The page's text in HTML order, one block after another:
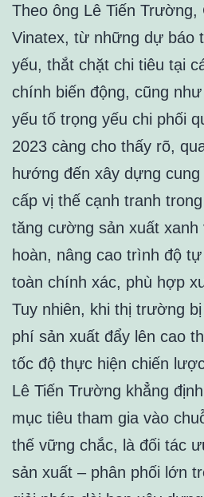
Theo ông Lê Tiến
Vinatex, từ những dự báo
yếu, thắt chặt chi tiêu tại
chính biến động, cũng
yếu tố trọng yếu chi phối
2023 càng cho thấy rõ,
hướng đến xây dựng
cấp vị thế cạnh tranh
tăng cường sản xuất xanh
hoàn, nâng cao trình độ
toàn chính xác, phù hợp
Tuy nhiên, khi thị trường
phí sản xuất đẩy lên cao
tốc độ thực hiện chiến
Lê Tiến Trường khẳng
mục tiêu tham gia vào
thế vững chắc, là đối tác
sản xuất – phân phối lớn